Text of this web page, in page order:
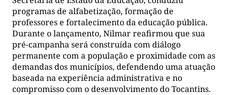
programas de alfabetização, formação de
professores e fortalecimento da educação pública.
Durante o lançamento, Nilmar reafirmou que sua
pré-campanha será construída com diálogo
permanente com a população e proximidade com as
demandas dos municípios, defendendo uma atuação
baseada na experiência administrativa e no
compromisso com o desenvolvimento do Tocantins.